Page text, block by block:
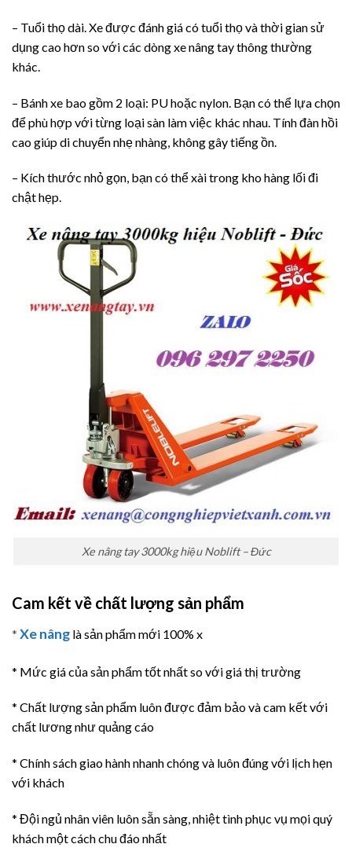
– Tuổi thọ dài. Xe được đánh giá có tuổi thọ và thời gian sử
dụng cao hơn so với các dòng xe nâng tay thông thường
khác.
– Bánh xe bao gồm 2 loại: PU hoặc nylon. Bạn có thể lựa chọn
để phù hợp với từng loại sàn làm việc khác nhau. Tính đàn hồi
cao giúp di chuyển nhẹ nhàng, không gây tiếng ồn.
– Kích thước nhỏ gọn, bạn có thể xài trong kho hàng lối đi
chật hẹp.
Xe nâng tay 3000kg hiệu Noblift – Đức
Cam kết về chất lượng sản phẩm
* Xe nâng là sản phẩm mới 100% x
* Mức giá của sản phẩm tốt nhất so với giá thị trường
* Chất lượng sản phẩm luôn được đảm bảo và cam kết với
chất lương như quảng cáo
* Chính sách giao hành nhanh chóng và luôn đúng với lịch hẹn
với khách
* Đội ngủ nhân viên luôn sẵn sàng, nhiệt tình phục vụ mọi quý
khách một cách chu đáo nhất